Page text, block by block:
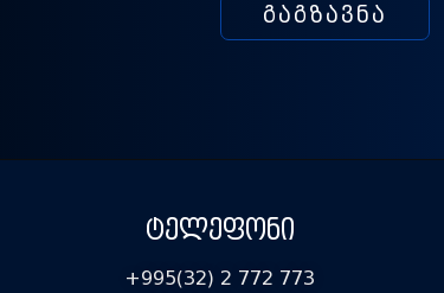
გაგზავნა
ᲢᲔᲚᲔᲤᲝᲜᲘ
+995(32) 2 772 773